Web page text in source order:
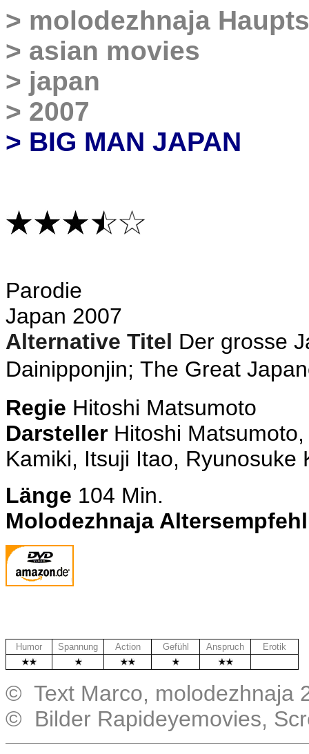
> molodezhnaja
> asian movies
> japan
> 2007
> BIG MAN JAPAN
Parodie
Japan 2007
Alternative Titel Der grosse
Dainipponjin; The Great
Regie Hitoshi Matsumoto
Darsteller Hitoshi
Kamiki, Itsuji Itao, Ryunosuke
Länge 104 Min.
Molodezhnaja
Humor Spannung Action Gefühl Anspruch
Erotik
© Text Marco, molodezhnaja
© Bilder Rapideyemovies,